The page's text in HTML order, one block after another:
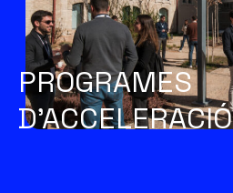
PROGRAMES
D’ACCELERACIÓ